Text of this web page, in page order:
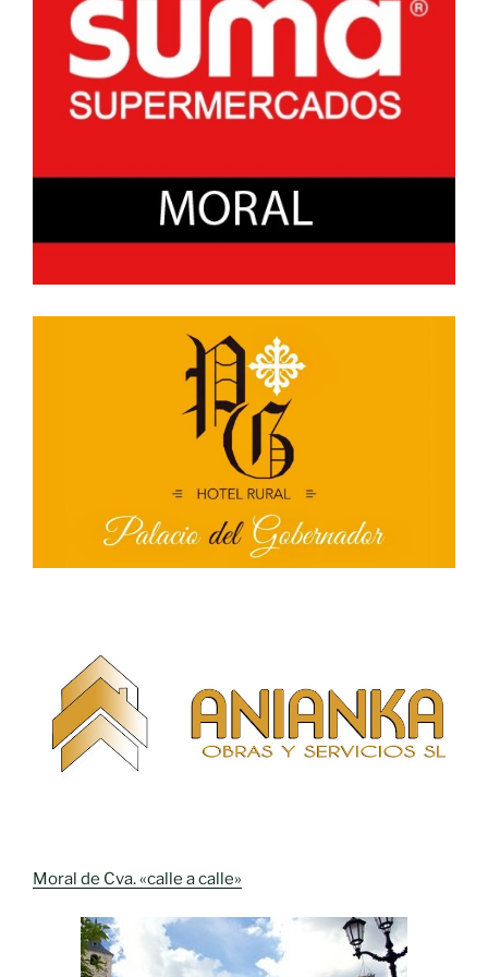
Moral de Cva. «calle a calle»